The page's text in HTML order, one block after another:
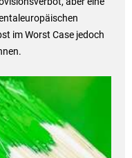
im Worst Case jedoch